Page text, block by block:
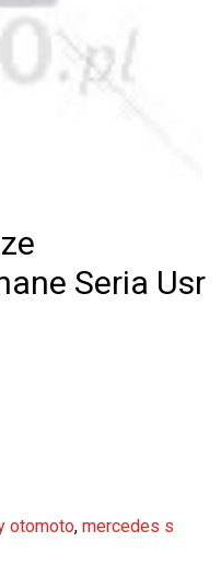
Seria Usr
otomoto, mercedes s